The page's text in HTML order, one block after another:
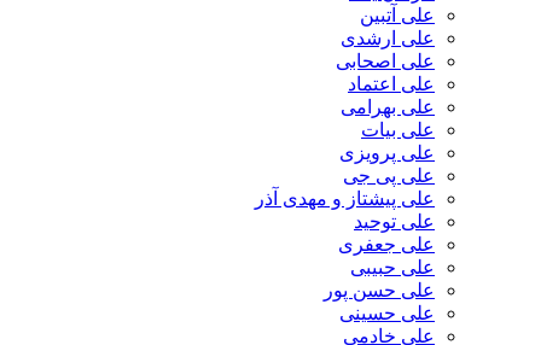
علی آتبین
علی ارشدی
علی اصحابی
علی اعتماد
علی بهرامی
علی بیات
علی پرویزی
علی پی جی
علی پیشتاز و مهدی آذر
علی توحید
علی جعفری
علی حبیبی
علی حسن پور
علی حسینی
علی خادمی